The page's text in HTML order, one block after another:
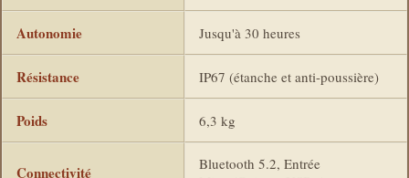
Autonomie Jusqu'à 30 heures
Résistance IP67 (étanche et anti-poussière)
Poids 6,3 kg
Connectivité
Bluetooth 5.2, Entrée